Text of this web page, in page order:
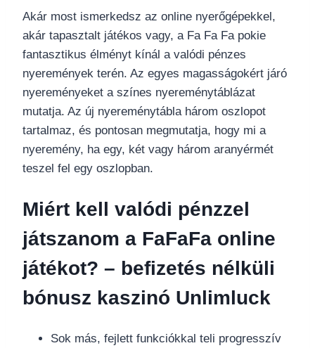
Akár most ismerkedsz az online nyerőgépekkel,
akár tapasztalt játékos vagy, a Fa Fa Fa pokie
fantasztikus élményt kínál a valódi pénzes
nyeremények terén. Az egyes magasságokért járó
nyereményeket a színes nyereménytáblázat
mutatja. Az új nyereménytábla három oszlopot
tartalmaz, és pontosan megmutatja, hogy mi a
nyeremény, ha egy, két vagy három aranyérmét
teszel fel egy oszlopban.
Miért kell valódi pénzzel
játszanom a FaFaFa online
játékot? – befizetés nélküli
bónusz kaszinó Unlimluck
Sok más, fejlett funkciókkal teli progresszív